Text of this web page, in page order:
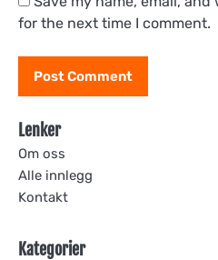
for the next time I comment.
Lenker
Om oss
Alle innlegg
Kontakt
Kategorier